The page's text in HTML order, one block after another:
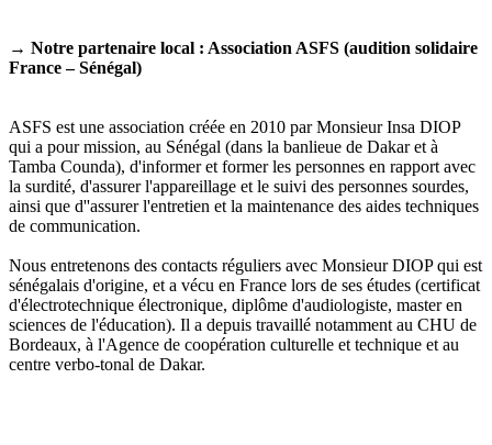
→ Notre partenaire local : Association ASFS (audition solidaire
France – Sénégal)
ASFS est une association créée en 2010 par Monsieur Insa DIOP
qui a pour mission, au Sénégal (dans la banlieue de Dakar et à
Tamba Counda), d'informer et former les personnes en rapport avec
la surdité, d'assurer l'appareillage et le suivi des personnes sourdes,
ainsi que d''assurer l'entretien et la maintenance des aides techniques
de communication.
Nous entretenons des contacts réguliers avec Monsieur DIOP qui est
sénégalais d'origine, et a vécu en France lors de ses études (certificat
d'électrotechnique électronique, diplôme d'audiologiste, master en
sciences de l'éducation). Il a depuis travaillé notamment au CHU de
Bordeaux, à l'Agence de coopération culturelle et technique et au
centre verbo-tonal de Dakar.